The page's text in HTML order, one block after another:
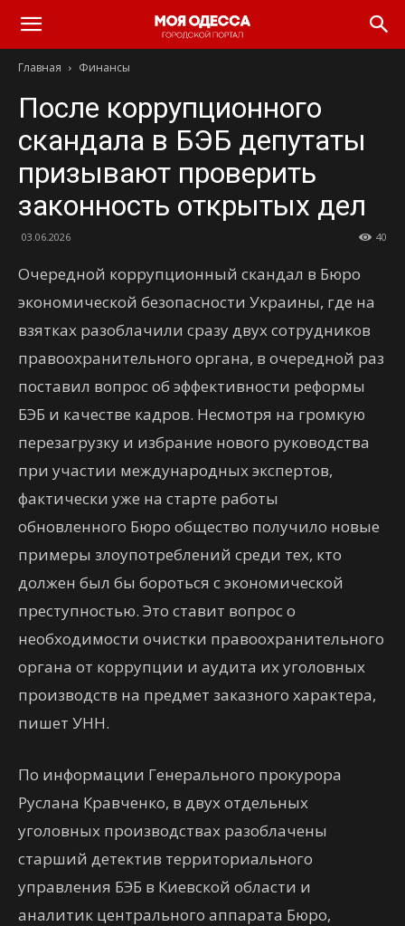
Моя
Одесса
Главная Финансы
После коррупционного
скандала в БЭБ депутаты
призывают проверить
законность открытых дел
03.06.2026 40
Очередной коррупционный скандал в Бюро
экономической безопасности Украины, где на
взятках разоблачили сразу двух сотрудников
правоохранительного органа, в очередной раз
поставил вопрос об эффективности реформы
БЭБ и качестве кадров. Несмотря на громкую
перезагрузку и избрание нового руководства
при участии международных экспертов,
фактически уже на старте работы
обновленного Бюро общество получило новые
примеры злоупотреблений среди тех, кто
должен был бы бороться с экономической
преступностью. Это ставит вопрос о
необходимости очистки правоохранительного
органа от коррупции и аудита их уголовных
производств на предмет заказного характера,
пишет УНН.
По информации Генерального прокурора
Руслана Кравченко, в двух отдельных
уголовных производствах разоблачены
старший детектив территориального
управления БЭБ в Киевской области и
аналитик центрального аппарата Бюро,